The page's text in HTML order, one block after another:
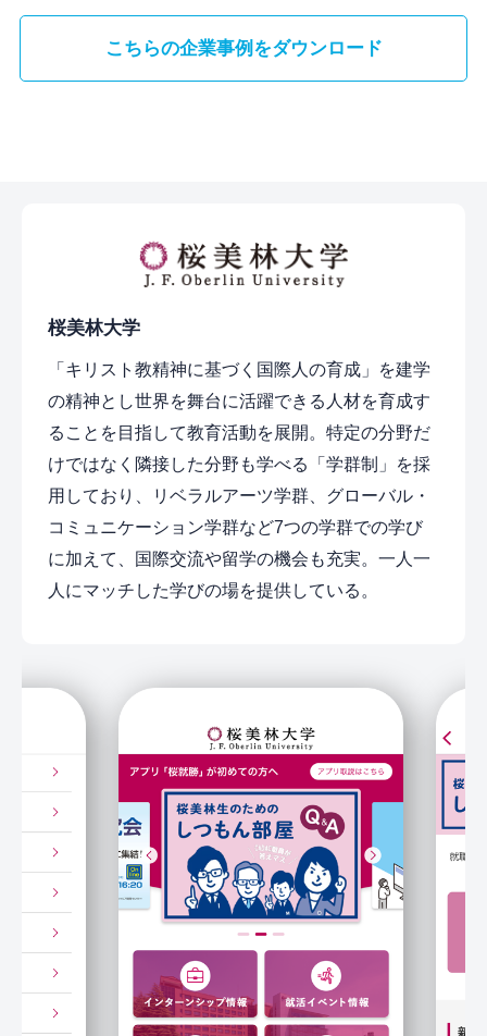
こちらの企業事例をダウンロード
桜美林大学
「キリスト教精神に基づく国際人の育成」を建学
の精神とし世界を舞台に活躍できる人材を育成す
ることを目指して教育活動を展開。特定の分野だ
けではなく隣接した分野も学べる「学群制」を採
用しており、リベラルアーツ学群、グローバル・
コミュニケーション学群など7つの学群での学び
に加えて、国際交流や留学の機会も充実。一人一
人にマッチした学びの場を提供している。